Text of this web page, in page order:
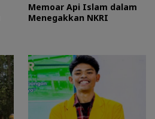
Memoar Api Islam dalam
Menegakkan NKRI